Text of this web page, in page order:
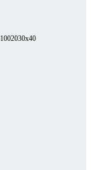
2030x40